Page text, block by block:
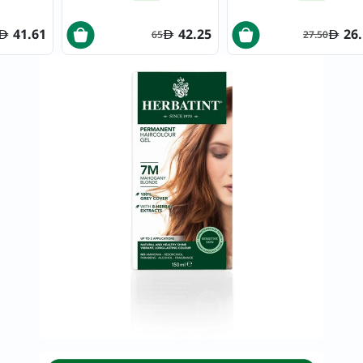
خسارة
الوزن
فحص
صحي
روتيني
باقة
القلب
الصحي
Original
IV
اختبار
التحسس
الغذائي
والشعر
41.61 42.25
65 27.50